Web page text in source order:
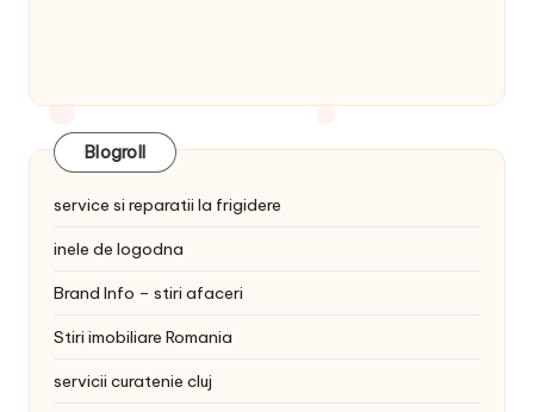
Blogroll
service si reparatii la frigidere
inele de logodna
Brand Info – stiri afaceri
Stiri imobiliare Romania
servicii curatenie cluj